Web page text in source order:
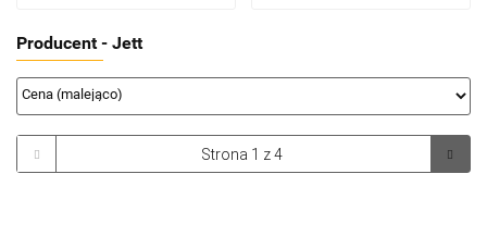
Producent - Jett